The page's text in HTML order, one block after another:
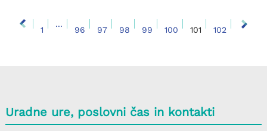
1
...
96 97 98 99 100 101 102
Uradne ure, poslovni čas in kontakti